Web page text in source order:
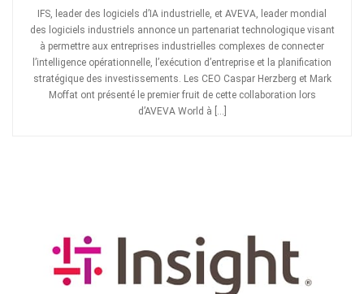
IFS, leader des logiciels d’IA industrielle, et AVEVA, leader mondial
des logiciels industriels annonce un partenariat technologique visant
à permettre aux entreprises industrielles complexes de connecter
l’intelligence opérationnelle, l’exécution d’entreprise et la planification
stratégique des investissements. Les CEO Caspar Herzberg et Mark
Moffat ont présenté le premier fruit de cette collaboration lors
d’AVEVA World à […]